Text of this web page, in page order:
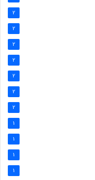
2
2
2
2
2
2
2
1
1
1
1